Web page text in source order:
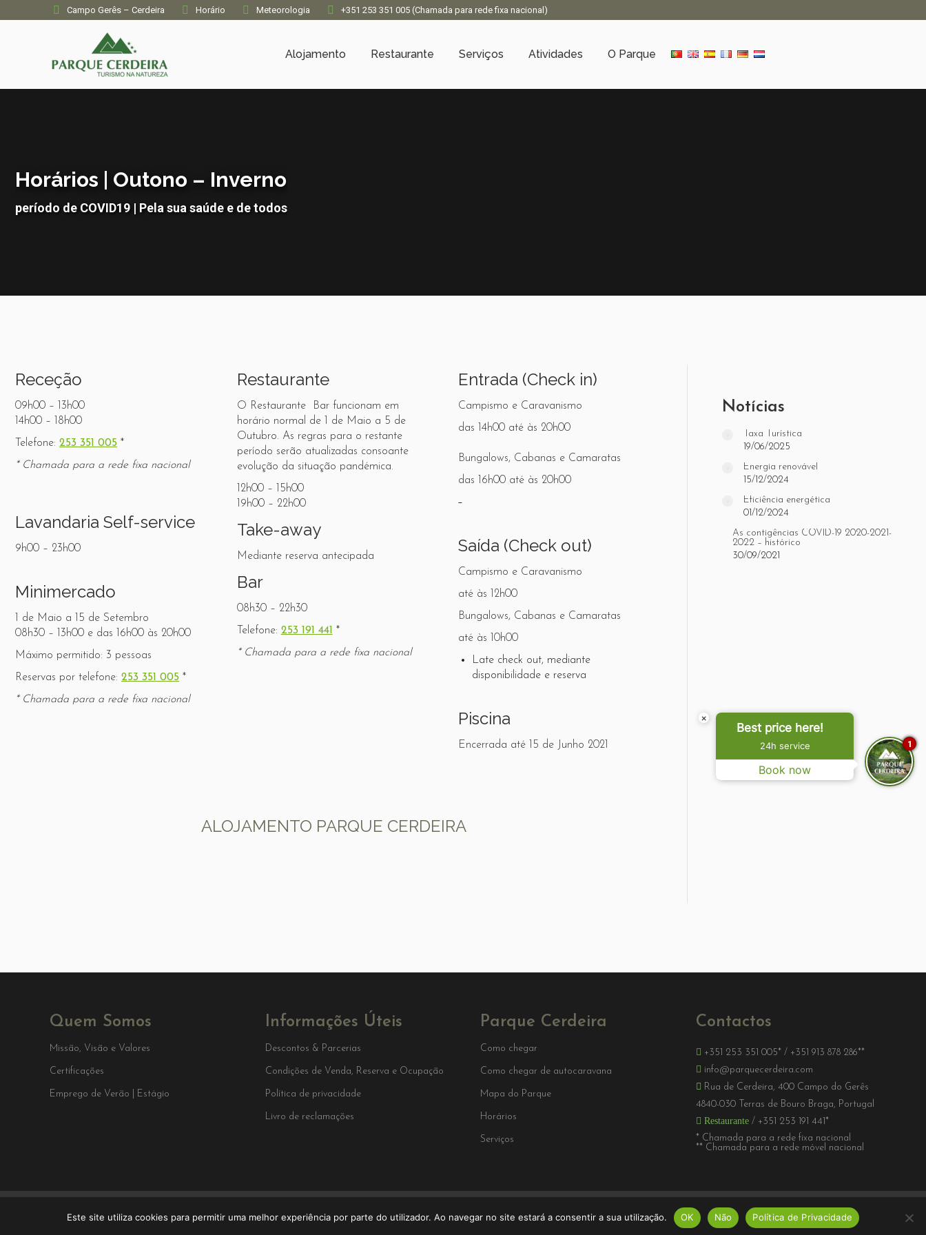
Campo Gerês – Cerdeira Horário Meteorologia +351 253 351 005 (Chamada para rede fixa nacional)
Alojamento Restaurante Serviços Atividades O Parque
Horários | Outono – Inverno
período de COVID19 | Pela sua saúde e de todos
Receção
09h00 – 13h00
14h00 – 18h00
Telefone: 253 351 005 *
* Chamada para a rede fixa nacional
Lavandaria Self-service
9h00 – 23h00
Minimercado
1 de Maio a 15 de Setembro
08h30 – 13h00 e das 16h00 às 20h00
Máximo permitido: 3 pessoas
Reservas por telefone: 253 351 005 *
* Chamada para a rede fixa nacional
Restaurante
O Restaurante Bar funcionam em
horário normal de 1 de Maio a 5 de
Outubro. As regras para o restante
período serão atualizadas consoante
evolução da situação pandémica.
12h00 – 15h00
19h00 – 22h00
Take-away
Mediante reserva antecipada
Bar
08h30 – 22h30
Telefone: 253 191 441 *
* Chamada para a rede fixa nacional
Entrada (Check in)
Campismo e Caravanismo
das 14h00 até às 20h00
Bungalows, Cabanas e Camaratas
das 16h00 até às 20h00
Saída (Check out)
Campismo e Caravanismo
até às 12h00
Bungalows, Cabanas e Camaratas
até às 10h00
Late check out, mediante
disponibilidade e reserva
Piscina
Encerrada até 15 de Junho 2021
ALOJAMENTO PARQUE CERDEIRA
Notícias
Taxa Turística
19/06/2025
Energia renovável
15/12/2024
Eficiência energética
01/12/2024
As contigências COVID-19 2020-2021-
2022 – histórico
30/09/2021
Quem Somos
Missão, Visão e Valores
Certificações
Emprego de Verão | Estágio
Informações Úteis
Descontos & Parcerias
Condições de Venda, Reserva e Ocupação
Política de privacidade
Livro de reclamações
Parque Cerdeira
Como chegar
Como chegar de autocaravana
Mapa do Parque
Horários
Serviços
Contactos
+351 253 351 005* / +351 913 878 286**
info@parquecerdeira.com
Rua de Cerdeira, 400 Campo do Gerês
4840-030 Terras de Bouro Braga, Portugal
Restaurante/ +351 253 191 441*
* Chamada para a rede fixa nacional
** Chamada para a rede móvel nacional
2026 © Parque Cerdeira | RNET 109 - RNAAT 14/2003 | W3C - 7.0 Level AA | Ecobite
Este site utiliza cookies para permitir uma melhor experiência por parte do utilizador. Ao navegar no site estará a consentir a sua utilização. OK Não Política de Privacidade
×
Best price here!
24h service
Book now
1